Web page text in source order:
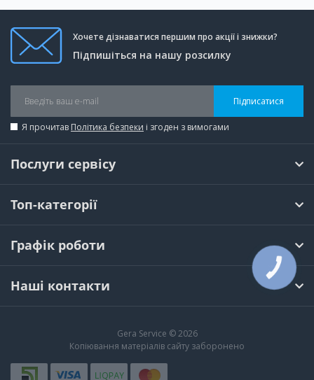
Хочете дізнаватися першим про акції і знижки?
Підпишіться на нашу розсилку
Підписатися
Я прочитав Політика безпеки і згоден з вимогами
Послуги сервісу
Топ-категорії
Графік роботи
Наші контакти
Gera Service © 2026
Копіювання матеріалів сайту заборонено
КНОПКА
ЗВ'ЯЗКУ